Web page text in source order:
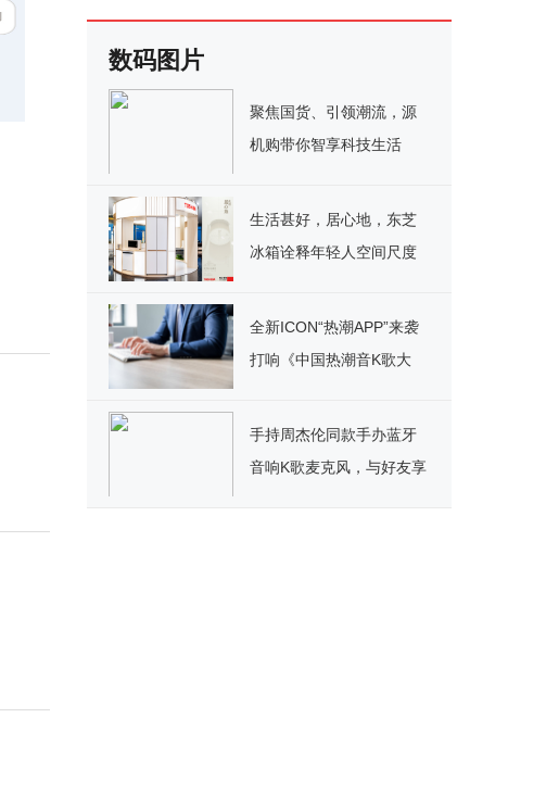
数码图片
聚焦国货、引领潮流，源
机购带你智享科技生活
生活甚好，居心地，东芝
冰箱诠释年轻人空间尺度
全新ICON“热潮APP”来袭
打响《中国热潮音K歌大
手持周杰伦同款手办蓝牙
音响K歌麦克风，与好友享